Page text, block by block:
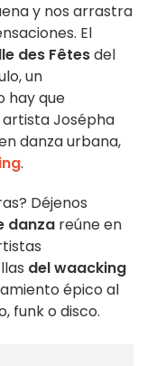
y nos arrastra
El
des Fêtesdel
un
hay que
Josépha
danza urbana,
.
Déjenos
danza reúne en
del waacking
épico al
funk o disco.